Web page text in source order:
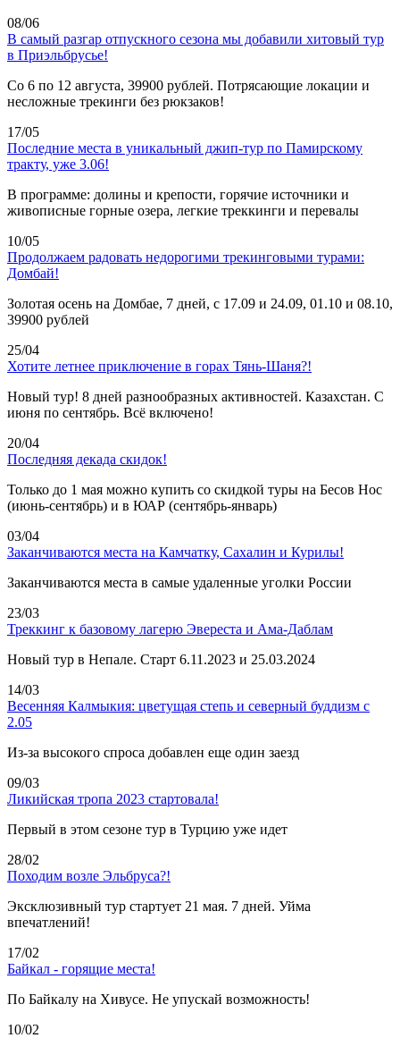
08/06
В самый разгар отпускного сезона мы добавили хитовый тур
в Приэльбрусье!
Со 6 по 12 августа, 39900 рублей. Потрясающие локации и
несложные трекинги без рюкзаков!
17/05
Последние места в уникальный джип-тур по Памирскому
тракту, уже 3.06!
В программе: долины и крепости, горячие источники и
живописные горные озера, легкие треккинги и перевалы
10/05
Продолжаем радовать недорогими трекинговыми турами:
Домбай!
Золотая осень на Домбае, 7 дней, с 17.09 и 24.09, 01.10 и 08.10,
39900 рублей
25/04
Хотите летнее приключение в горах Тянь-Шаня?!
Новый тур! 8 дней разнообразных активностей. Казахстан. С
июня по сентябрь. Всё включено!
20/04
Последняя декада скидок!
Только до 1 мая можно купить со скидкой туры на Бесов Нос
(июнь-сентябрь) и в ЮАР (сентябрь-январь)
03/04
Заканчиваются места на Камчатку, Сахалин и Курилы!
Заканчиваются места в самые удаленные уголки России
23/03
Треккинг к базовому лагерю Эвереста и Ама-Даблам
Новый тур в Непале. Старт 6.11.2023 и 25.03.2024
14/03
Весенняя Калмыкия: цветущая степь и северный буддизм с
2.05
Из-за высокого спроса добавлен еще один заезд
09/03
Ликийская тропа 2023 стартовала!
Первый в этом сезоне тур в Турцию уже идет
28/02
Походим возле Эльбруса?!
Эксклюзивный тур стартует 21 мая. 7 дней. Уйма
впечатлений!
17/02
Байкал - горящие места!
По Байкалу на Хивусе. Не упускай возможность!
10/02